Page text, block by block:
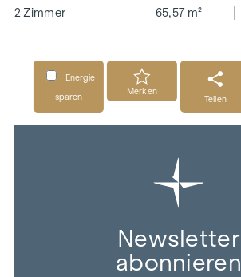
2 Zimmer 65,57 m²
Energie
sparen
Merken
Teilen
Newsletter
abonnieren